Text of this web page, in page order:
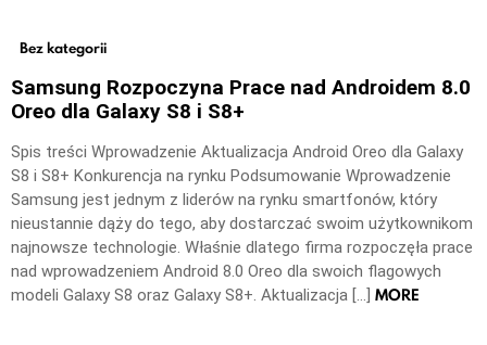
Bez kategorii
Samsung Rozpoczyna Prace nad Androidem 8.0
Oreo dla Galaxy S8 i S8+
Spis treści Wprowadzenie Aktualizacja Android Oreo dla Galaxy
S8 i S8+ Konkurencja na rynku Podsumowanie Wprowadzenie
Samsung jest jednym z liderów na rynku smartfonów, który
nieustannie dąży do tego, aby dostarczać swoim użytkownikom
najnowsze technologie. Właśnie dlatego firma rozpoczęła prace
nad wprowadzeniem Android 8.0 Oreo dla swoich flagowych
modeli Galaxy S8 oraz Galaxy S8+. Aktualizacja […] MORE